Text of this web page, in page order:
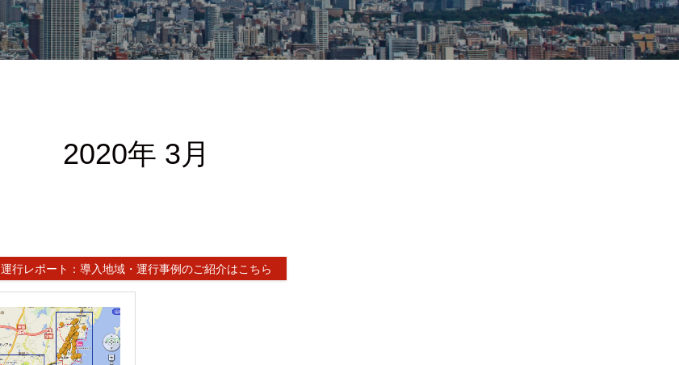
2020年 3月
運行レポート：導入地域・運行事例のご紹介はこちら